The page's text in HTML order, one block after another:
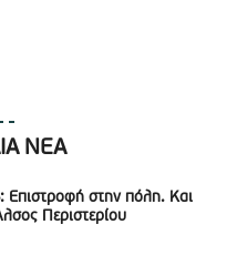
ΝΕΑ
Επιστροφή στην πόλη. Και
Περιστερίου